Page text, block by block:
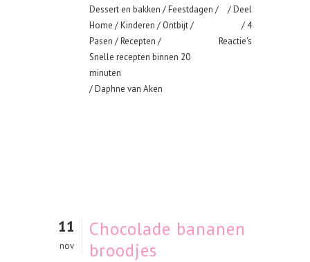
Dessert en bakken /Feestdagen /
Home /Kinderen / Ontbijt/
Pasen /Recepten /
Snelle recepten binnen 20
minuten
/ Daphne van Aken
Deel
4
Reactie's
11
nov
Chocolade bananen
broodjes